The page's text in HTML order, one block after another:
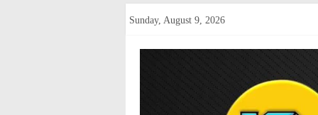
Skip
content
Sunday, August 9, 2026